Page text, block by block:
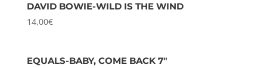
DAVID BOWIE-WILD IS THE WIND
14,00€
EQUALS-BABY, COME BACK 7″